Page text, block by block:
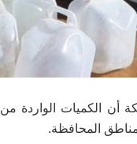
أن الكميات
المحافظة.